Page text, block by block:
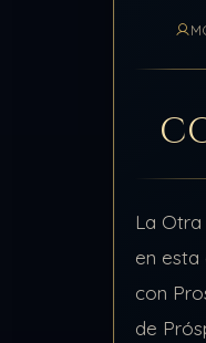
La
en esta
con
de